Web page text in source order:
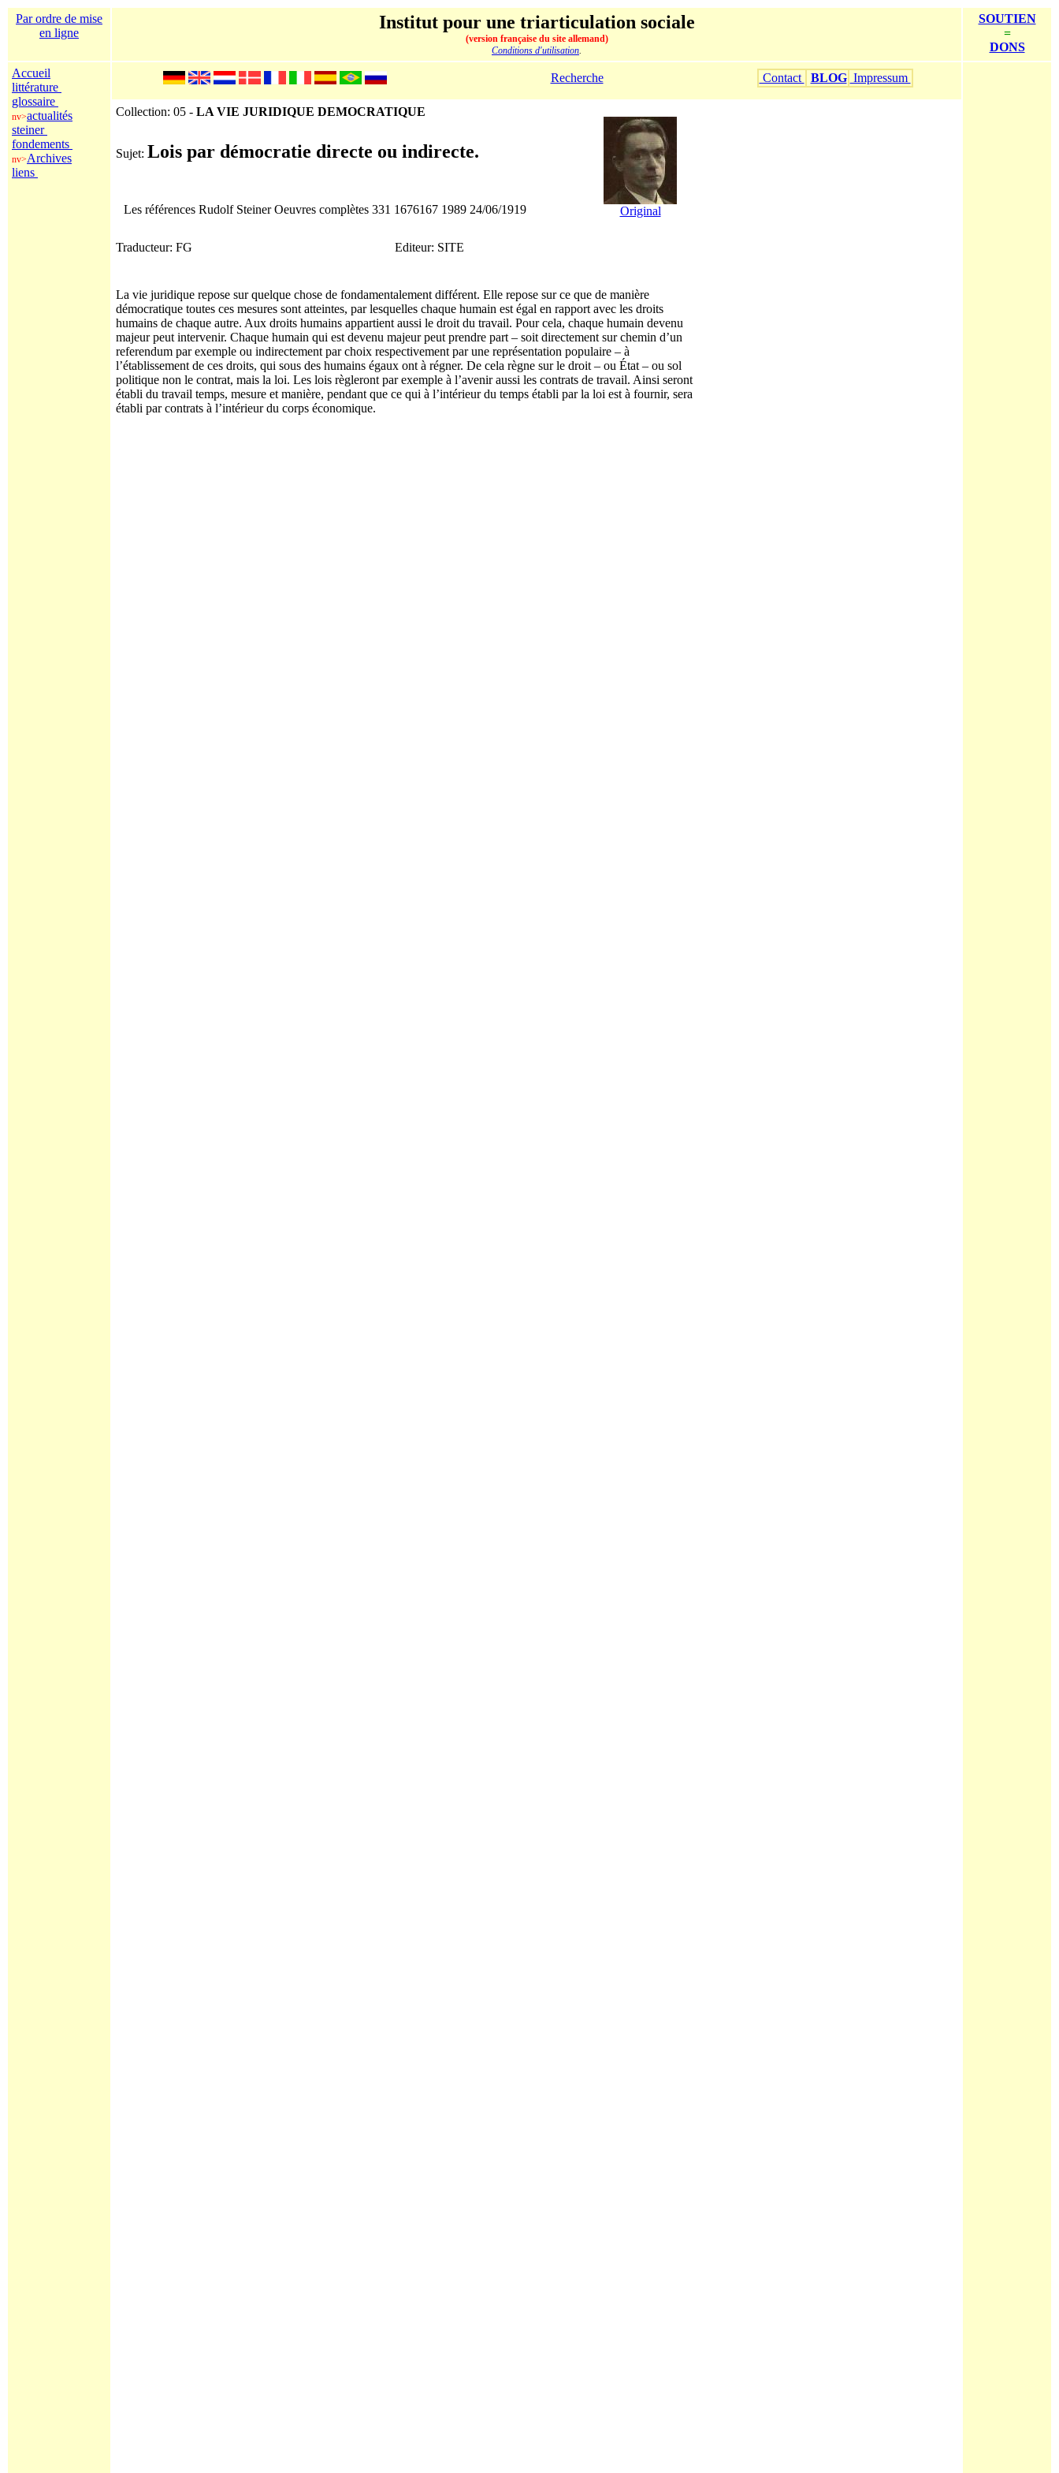
Par ordre de mise
en ligne
Institut pour une triarticulation sociale
(version française du site allemand)
Conditions d'utilisation.
SOUTIEN
=
DONS
Accueil
littérature
glossaire
nv>actualités
steiner
fondements
nv>Archives
liens
Recherche Contact BLOG Impressum
Collection: 05 - LA VIE JURIDIQUE DEMOCRATIQUE
Sujet: Lois par démocratie directe ou indirecte.
Les références Rudolf Steiner Oeuvres complètes 331 1676167 1989 24/06/1919 Original
Traducteur: FG Editeur: SITE
La vie juridique repose sur quelque chose de fondamentalement différent. Elle repose sur ce que de manière
démocratique toutes ces mesures sont atteintes, par lesquelles chaque humain est égal en rapport avec les droits
humains de chaque autre. Aux droits humains appartient aussi le droit du travail. Pour cela, chaque humain devenu
majeur peut intervenir. Chaque humain qui est devenu majeur peut prendre part – soit directement sur chemin d’un
referendum par exemple ou indirectement par choix respectivement par une représentation populaire – à
l’établissement de ces droits, qui sous des humains égaux ont à régner. De cela règne sur le droit – ou État – ou sol
politique non le contrat, mais la loi. Les lois règleront par exemple à l’avenir aussi les contrats de travail. Ainsi seront
établi du travail temps, mesure et manière, pendant que ce qui à l’intérieur du temps établi par la loi est à fournir, sera
établi par contrats à l’intérieur du corps économique.